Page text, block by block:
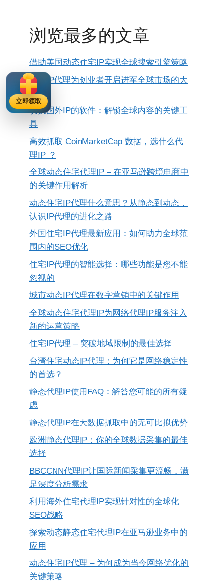
浏览最多的文章
借助美国动态住宅IP实现全球搜索引擎策略
住宅IP代理为创业者开启进军全球市场的大
门
切换国外IP的软件：解锁全球内容的关键工
具
高效抓取 CoinMarketCap 数据，选什么代
理IP ？
全球动态住宅代理IP – 在亚马逊跨境电商中
的关键作用解析
动态住宅IP代理什么意思？从静态到动态，
认识IP代理的进化之路
外国住宅IP代理最新应用：如何助力全球范
围内的SEO优化
住宅IP代理的智能选择：哪些功能是您不能
忽视的
城市动态IP代理在数字营销中的关键作用
全球动态住宅代理IP为网络代理IP服务注入
新的运营策略
住宅IP代理 – 突破地域限制的最佳选择
台湾住宅动态IP代理：为何它是网络稳定性
的首选？
静态代理IP使用FAQ：解答您可能的所有疑
虑
静态代理IP在大数据抓取中的无可比拟优势
欧洲静态代理IP：你的全球数据采集的最佳
选择
BBCCNN代理IP让国际新闻采集更流畅，满
足深度分析需求
利用海外住宅代理IP实现针对性的全球化
SEO战略
探索动态静态住宅代理IP在亚马逊业务中的
应用
动态住宅IP代理 – 为何成为当今网络优化的
关键策略
立即领取